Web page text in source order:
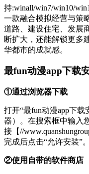
持:winall/win7/win10/
一款融合模拟经营与策
道路、建设住宅、发展
断扩大，还能解锁更多
华都市的成就感。
最fun动漫app下载
①通过浏览器下载
打开“最fun动漫app下
器）。在搜索框中输入
接【//
完成后点击“允许安装”。
②使用自带的软件商店